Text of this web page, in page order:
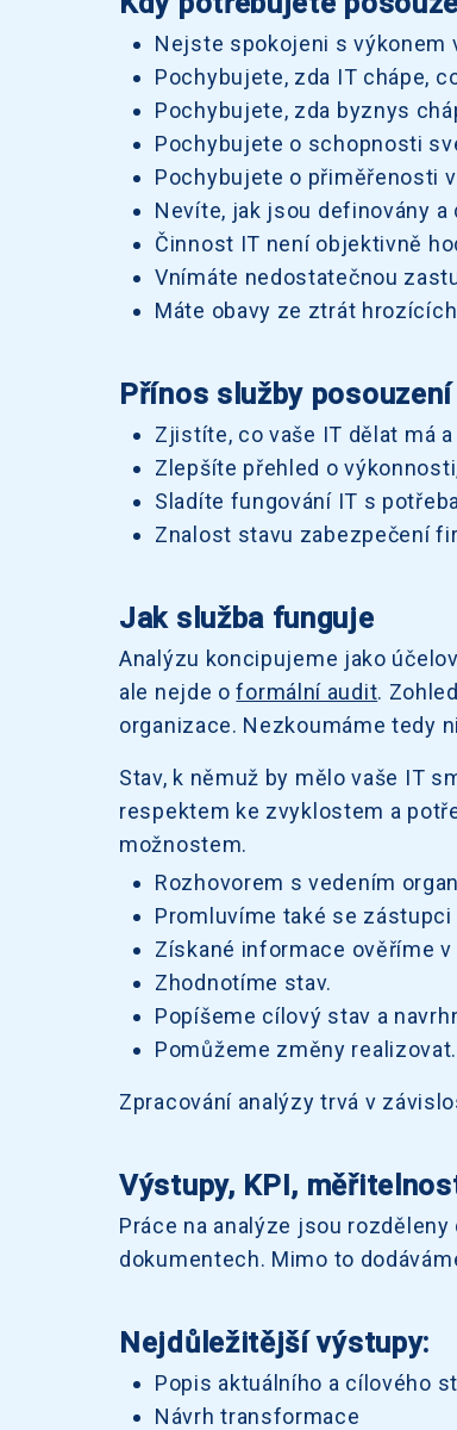
Nejste spokojeni s výkonem
Pochybujete, zda IT chápe,
Pochybujete, zda byznys
Pochybujete o schopnosti
Pochybujete o přiměřenosti
Nevíte, jak jsou definovány a
Činnost IT není objektivně
Vnímáte nedostatečnou
Máte obavy ze ztrát
Přínos služby
Zjistíte, co vaše IT dělat má
Zlepšíte přehled o
Sladíte fungování IT s
Znalost stavu zabezpečení
Jak služba funguje
Analýzu koncipujeme jako
ale nejde oformální audit.
organizace. Nezkoumáme tedy
Stav, k němuž by mělo vaše IT
respektem ke zvyklostem a
možnostem.
Rozhovorem s vedením
Promluvíme také se
Získané informace ověříme v
Zhodnotíme stav.
Popíšeme cílový stav a
Pomůžeme změny realizovat.
Zpracování analýzy trvá v
Výstupy, KPI,
Práce na analýze jsou
dokumentech. Mimo to
Nejdůležitější výstupy:
Popis aktuálního a cílového
Návrh transformace